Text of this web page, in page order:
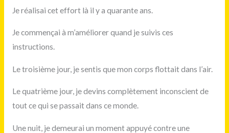
Je réalisai cet effort là il y a quarante ans.
Je commençai à m’améliorer quand je suivis ces
instructions.
Le troisième jour, je sentis que mon corps flottait dans l’air.
Le quatrième jour, je devins complètement inconscient de
tout ce qui se passait dans ce monde.
Une nuit, je demeurai un moment appuyé contre une